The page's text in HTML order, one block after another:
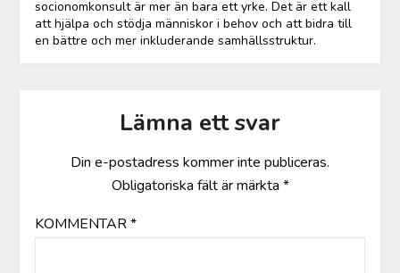
socionomkonsult är mer än bara ett yrke. Det är ett kall
att hjälpa och stödja människor i behov och att bidra till
en bättre och mer inkluderande samhällsstruktur.
Lämna ett svar
Din e-postadress kommer inte publiceras.
Obligatoriska fält är märkta *
KOMMENTAR*